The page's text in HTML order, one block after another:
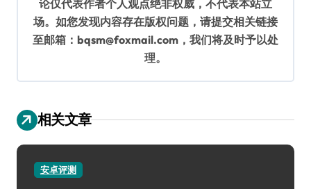
论仅代表作者个人观点绝非权威，不代表本站立
场。如您发现内容存在版权问题，请提交相关链接
至邮箱：bqsm@foxmail.com，我们将及时予以处
理。
相关文章
安卓评测